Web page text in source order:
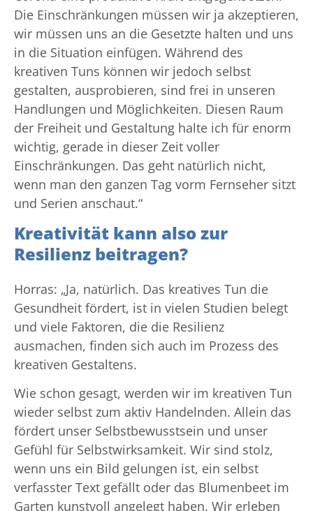
Die Einschränkungen müssen wir ja akzeptieren,
wir müssen uns an die Gesetzte halten und uns
in die Situation einfügen. Während des
kreativen Tuns können wir jedoch selbst
gestalten, ausprobieren, sind frei in unseren
Handlungen und Möglichkeiten. Diesen Raum
der Freiheit und Gestaltung halte ich für enorm
wichtig, gerade in dieser Zeit voller
Einschränkungen. Das geht natürlich nicht,
wenn man den ganzen Tag vorm Fernseher sitzt
und Serien anschaut.“
Kreativität kann also zur
Resilienz beitragen?
Horras: „Ja, natürlich. Das kreatives Tun die
Gesundheit fördert, ist in vielen Studien belegt
und viele Faktoren, die die Resilienz
ausmachen, finden sich auch im Prozess des
kreativen Gestaltens.
Wie schon gesagt, werden wir im kreativen Tun
wieder selbst zum aktiv Handelnden. Allein das
fördert unser Selbstbewusstsein und unser
Gefühl für Selbstwirksamkeit. Wir sind stolz,
wenn uns ein Bild gelungen ist, ein selbst
verfasster Text gefällt oder das Blumenbeet im
Garten kunstvoll angelegt haben. Wir erleben